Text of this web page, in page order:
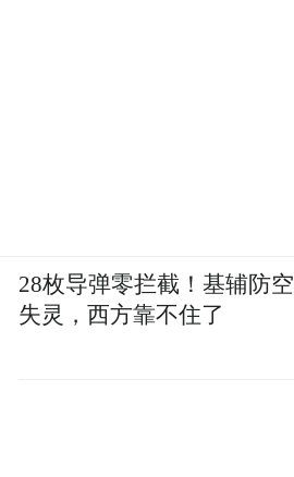
28枚导弹零拦截！基辅防空
失灵，西方靠不住了